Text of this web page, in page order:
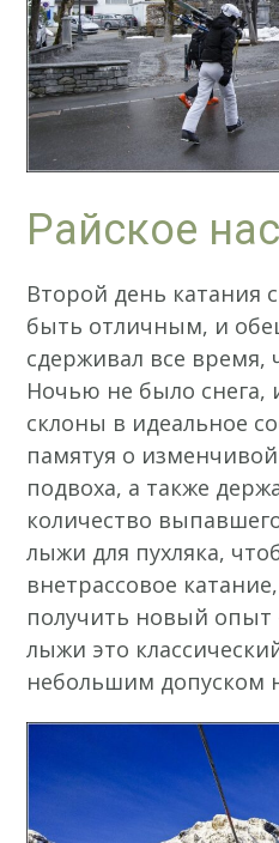
Райское
Второй день катания
быть отличным, и
сдерживал все
Ночью не было снега,
склоны в идеальное
памятуя о
подвоха, а также
количество
лыжи для пухляка,
внетрассовое
получить новый
лыжи это
небольшим допуском